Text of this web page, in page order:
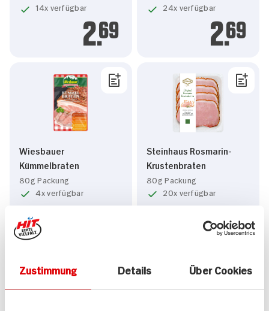
Zustimmung Details Über Cookies
14x verfügbar
2.69
24x verfügbar
2.69
Wiesbauer
Kümmelbraten
80g Packung
4x verfügbar
Steinhaus Rosmarin-
Krustenbraten
80g Packung
20x verfügbar
2.